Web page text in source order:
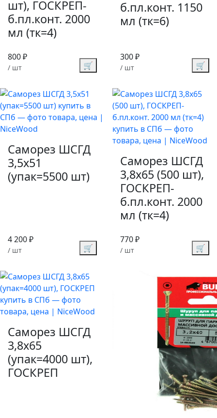
шт), ГОСКРЕП-
б.пл.конт. 2000
мл (тк=4)
800 ₽
/ шт 🛒
б.пл.конт. 1150
мл (тк=6)
300 ₽
/ шт 🛒
Саморез ШСГД
3,5х51
(упак=5500 шт)
4 200 ₽
/ шт 🛒
Саморез ШСГД
3,8х65 (500 шт),
ГОСКРЕП-
б.пл.конт. 2000
мл (тк=4)
770 ₽
/ шт 🛒
Саморез ШСГД
3,8х65
(упак=4000 шт),
ГОСКРЕП